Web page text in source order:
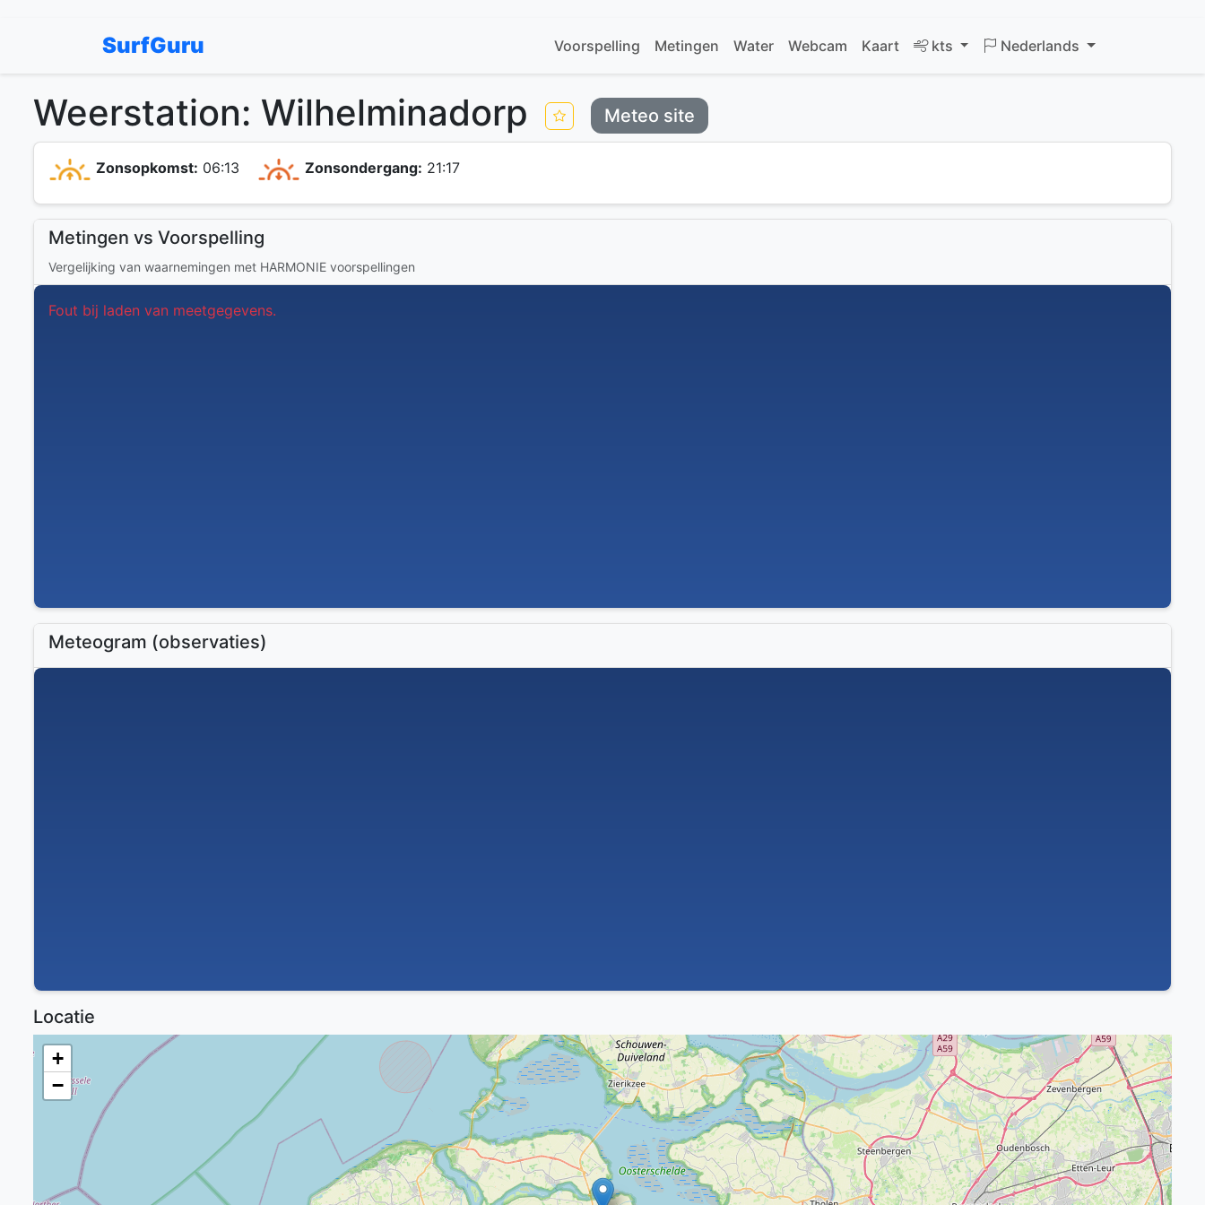
SurfGuru Voorspelling Metingen Water Webcam Kaart kts Nederlands
Weerstation: Wilhelminadorp Meteo site
Zonsopkomst: 06:13 Zonsondergang: 21:17
Metingen vs Voorspelling
Vergelijking van waarnemingen met HARMONIE voorspellingen
Fout bij laden van meetgegevens.
Meteogram (observaties)
Locatie
+
−